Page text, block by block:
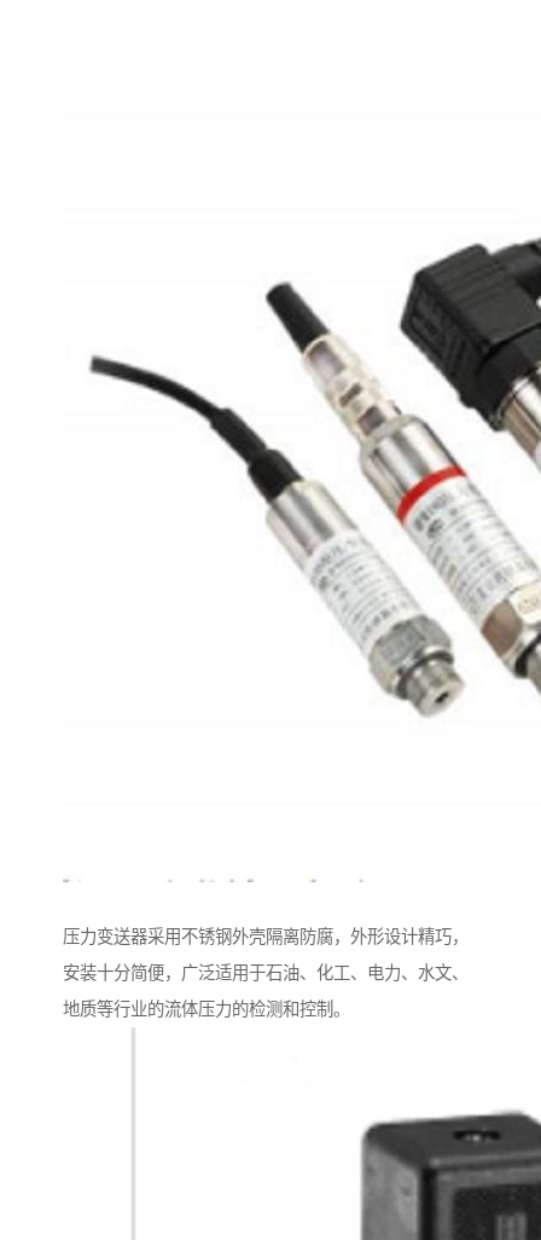
压力变送器采用不锈钢外壳隔离防腐，外形设计精巧，
安装十分简便，广泛适用于石油、化工、电力、水文、
地质等行业的流体压力的检测和控制。